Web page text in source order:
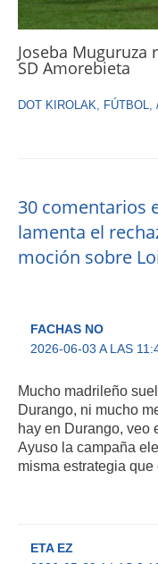
Joseba Muguruza
SD Amorebieta
DOT KIROLAK, FÚTBOL,
30 comentarios
lamenta el
moción sobre
FACHAS NO
2026-06-03 A LAS
Mucho madrileño
Durango, ni mucho
hay en Durango, veo
Ayuso la campaña
misma estrategia
ETA EZ